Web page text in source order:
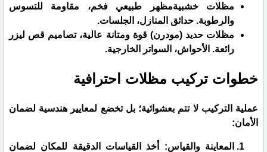
مظلات خشبيةمظهر طبيعي فخم، مقاومة للتسوس
والرطوبة. حدائق المنازل، الجلسات.
مظلات حديد (مودرن) قوة ومتانة عالية، تصاميم قص ليزر
رائعة. الأحواش، السواتر الخارجية.
خطوات تركيب مظلات احترافية
​عملية التركيب لا تتم بعشوائية؛ بل تخضع لمعايير هندسية لضمان
الأمان:
​المعاينة والقياس: أخذ القياسات الدقيقة للمكان لضمان